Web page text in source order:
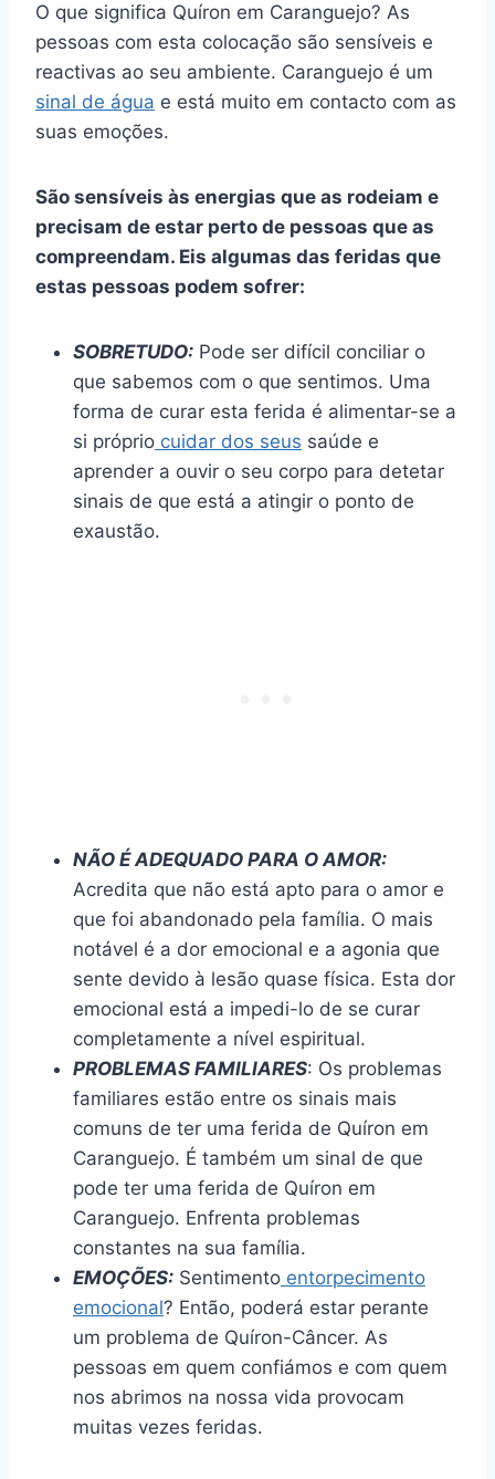
O que significa Quíron em Caranguejo? As
pessoas com esta colocação são sensíveis e
reactivas ao seu ambiente. Caranguejo é um
sinal de água e está muito em contacto com as
suas emoções.
São sensíveis às energias que as rodeiam e
precisam de estar perto de pessoas que as
compreendam. Eis algumas das feridas que
estas pessoas podem sofrer:
SOBRETUDO: Pode ser difícil conciliar o
que sabemos com o que sentimos. Uma
forma de curar esta ferida é alimentar-se a
si próprio cuidar dos seus saúde e
aprender a ouvir o seu corpo para detetar
sinais de que está a atingir o ponto de
exaustão.
NÃO É ADEQUADO PARA O AMOR:
Acredita que não está apto para o amor e
que foi abandonado pela família. O mais
notável é a dor emocional e a agonia que
sente devido à lesão quase física. Esta dor
emocional está a impedi-lo de se curar
completamente a nível espiritual.
PROBLEMAS FAMILIARES: Os problemas
familiares estão entre os sinais mais
comuns de ter uma ferida de Quíron em
Caranguejo. É também um sinal de que
pode ter uma ferida de Quíron em
Caranguejo. Enfrenta problemas
constantes na sua família.
EMOÇÕES: Sentimento entorpecimento
emocional? Então, poderá estar perante
um problema de Quíron-Câncer. As
pessoas em quem confiámos e com quem
nos abrimos na nossa vida provocam
muitas vezes feridas.